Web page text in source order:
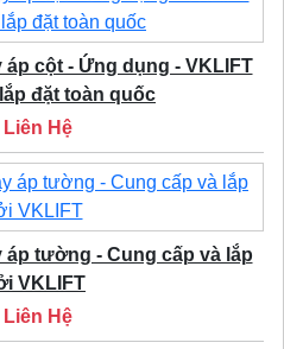
cột - Ứng dụng - VKLIFT
đặt toàn quốc
Liên Hệ
tường - Cung cấp và lắp
VKLIFT
Liên Hệ